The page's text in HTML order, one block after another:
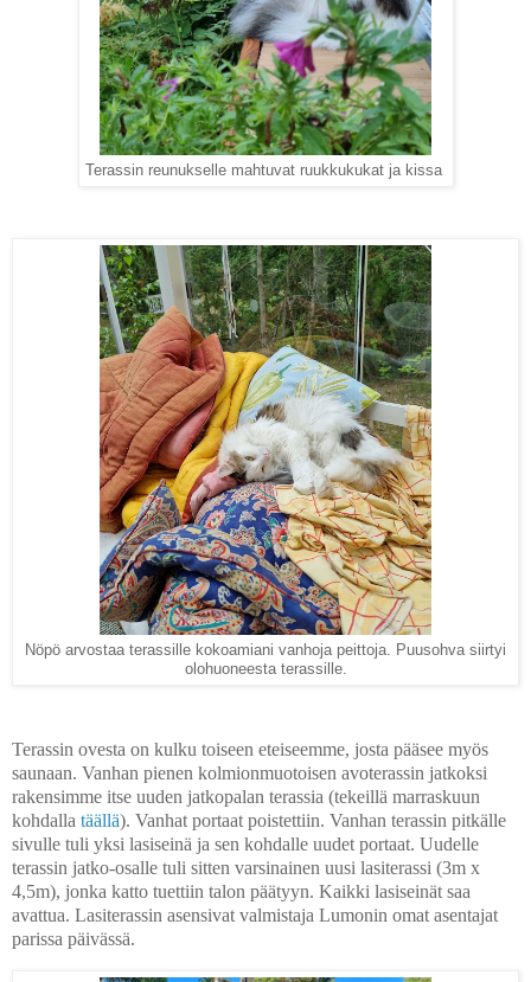
Terassin reunukselle mahtuvat ruukkukukat ja kissa
Nöpö arvostaa terassille kokoamiani vanhoja peittoja. Puusohva siirtyi
olohuoneesta terassille.
Terassin ovesta on kulku toiseen eteiseemme, josta pääsee myös
saunaan. Vanhan pienen kolmionmuotoisen avoterassin jatkoksi
rakensimme itse uuden jatkopalan terassia (tekeillä marraskuun
kohdalla täällä). Vanhat portaat poistettiin. Vanhan terassin pitkälle
sivulle tuli yksi lasiseinä ja sen kohdalle uudet portaat. Uudelle
terassin jatko-osalle tuli sitten varsinainen uusi lasiterassi (3m x
4,5m), jonka katto tuettiin talon päätyyn. Kaikki lasiseinät saa
avattua. Lasiterassin asensivat valmistaja Lumonin omat asentajat
parissa päivässä.